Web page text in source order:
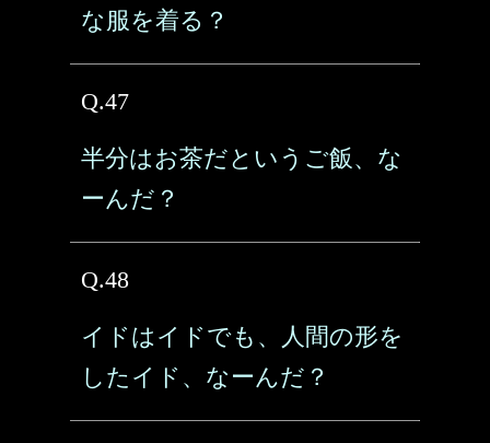
な服を着る？
Q.47
半分はお茶だというご飯、な
ーんだ？
Q.48
イドはイドでも、人間の形を
したイド、なーんだ？